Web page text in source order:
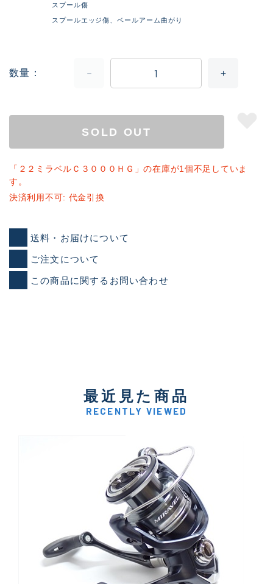
スプール傷
スプールエッジ傷、ベールアーム曲がり
数量
SOLD OUT
「２２ミラベルＣ３０００ＨＧ」の在庫が1個不足していま
す。
決済利用不可: 代金引換
送料・お届けについて
ご注文について
この商品に関するお問い合わせ
最近見た商品
RECENTLY VIEWED